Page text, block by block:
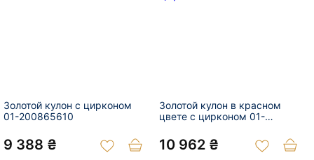
Золотой кулон с цирконом
01-200865610
9 388 ₴
Золотой кулон в красном
цвете с цирконом 01-
10 962 ₴